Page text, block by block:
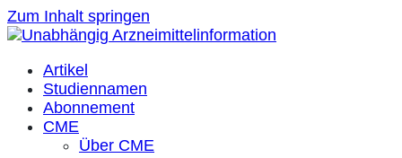
Zum Inhalt springen
Artikel
Studiennamen
Abonnement
CME
Über CME